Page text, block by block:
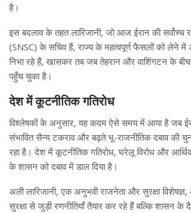
है।
इस बदलाव के तहत लारिजानी, जो आज ईरान की सर्वोच्च
(SNSC) के सचिव हैं, राज्य के महत्वपूर्ण फैसलों को लेने में
निभा रहे हैं, खासकर तब जब तेहरान और वाशिंगटन के
पहुँच चुका है।
देश में कूटनीतिक गतिरोध
विश्लेषकों के अनुसार, यह कदम ऐसे समय में आया है जब
संभावित सैन्य टकराव और बढ़ते भू-राजनीतिक दबाव की
रहा है। देश में कूटनीतिक गतिरोध, घरेलू विरोध और
के शासन को दबाव में डाल दिया है।
अली लारिजानी, एक अनुभवी राजनेता और सुरक्षा विशेषज्ञ,
सुरक्षा से जुड़ी रणनीतियाँ तैयार कर रहे हैं बल्कि शासन के